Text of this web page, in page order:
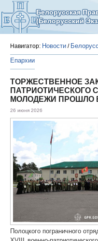
Белорусская
(Белорусский
Навигатор: Новости /
Епархии
ТОРЖЕСТВЕННОЕ
ПАТРИОТИЧЕСКОГО
МОЛОДЕЖИ ПРОШЛО
26 июня 2026
Полоцкого пограничного